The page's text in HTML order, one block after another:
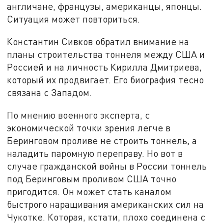
англичане, французы, американцы, японцы.
Ситуация может повториться.
Константин Сивков обратил внимание на
планы строительства тоннеля между США и
Россией и на личность Кирилла Дмитриева,
который их продвигает. Его биография тесно
связана с Западом.
По мнению военного эксперта, с
экономической точки зрения легче в
Беринговом проливе не строить тоннель, а
наладить паромную переправу. Но вот в
случае гражданской войны в России тоннель
под Беринговым проливом США точно
пригодится. Он может стать каналом
быстрого наращивания американских сил на
Чукотке. Которая, кстати, плохо соединена с